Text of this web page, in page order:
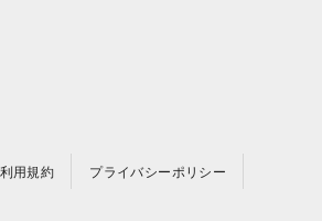
用規約 プライバシーポリシー